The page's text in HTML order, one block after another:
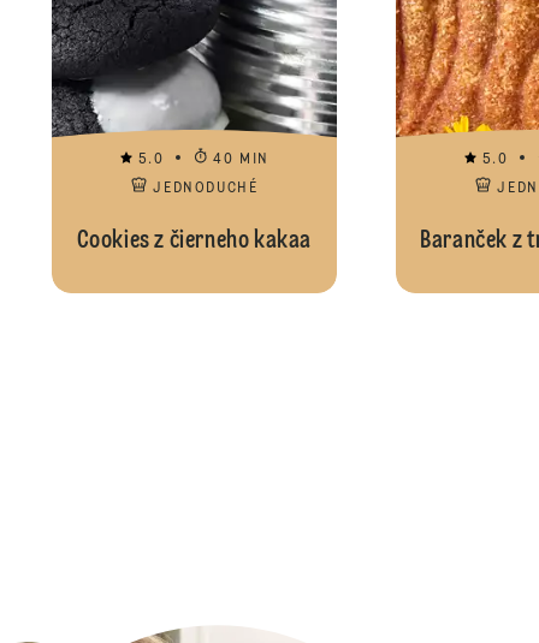
5.0
40 MIN
JEDNODUCHÉ
Cookies z čierneho kakaa
5.0
Baranček z